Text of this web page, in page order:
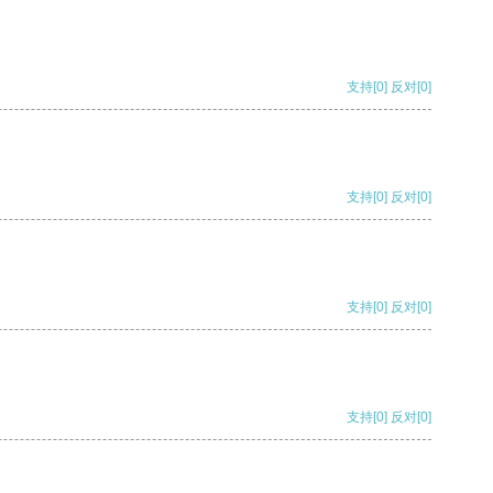
支持[0] 反对[0]
支持[0] 反对[0]
支持[0] 反对[0]
支持[0] 反对[0]